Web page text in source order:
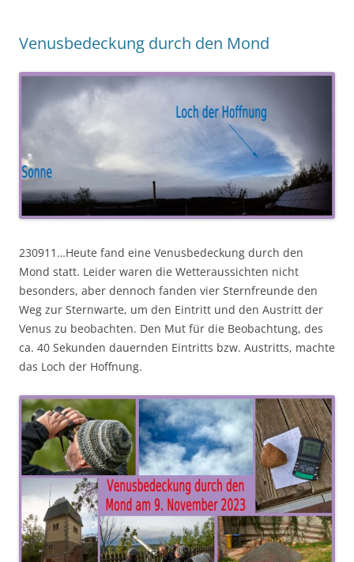
Venusbedeckung durch den Mond
230911…Heute fand eine Venusbedeckung durch den
Mond statt. Leider waren die Wetteraussichten nicht
besonders, aber dennoch fanden vier Sternfreunde den
Weg zur Sternwarte, um den Eintritt und den Austritt der
Venus zu beobachten. Den Mut für die Beobachtung, des
ca. 40 Sekunden dauernden Eintritts bzw. Austritts, machte
das Loch der Hoffnung.